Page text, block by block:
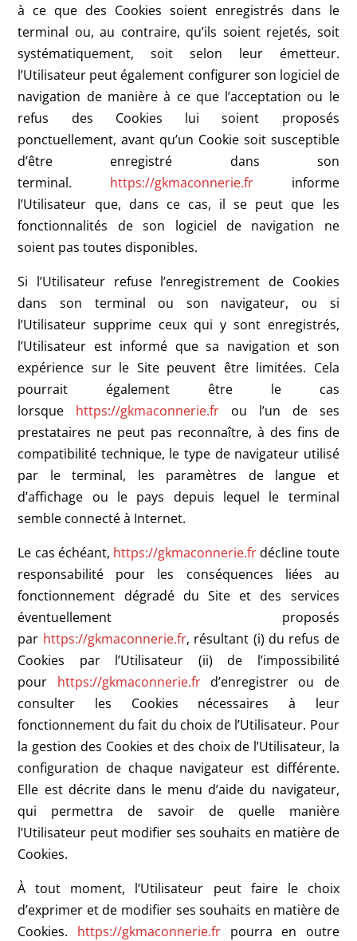
à ce que des Cookies soient enregistrés dans le
terminal ou, au contraire, qu’ils soient rejetés, soit
systématiquement, soit selon leur émetteur.
l’Utilisateur peut également configurer son logiciel de
navigation de manière à ce que l’acceptation ou le
refus des Cookies lui soient proposés
ponctuellement, avant qu’un Cookie soit susceptible
d’être enregistré dans son
terminal.
https://gkmaconnerie.fr
informe
l’Utilisateur que, dans ce cas, il se peut que les
fonctionnalités de son logiciel de navigation ne
soient pas toutes disponibles.
Si l’Utilisateur refuse l’enregistrement de Cookies
dans son terminal ou son navigateur, ou si
l’Utilisateur supprime ceux qui y sont enregistrés,
l’Utilisateur est informé que sa navigation et son
expérience sur le Site peuvent être limitées. Cela
pourrait également être le cas
lorsque
https://gkmaconnerie.fr
ou l’un de ses
prestataires ne peut pas reconnaître, à des fins de
compatibilité technique, le type de navigateur utilisé
par le terminal, les paramètres de langue et
d’affichage ou le pays depuis lequel le terminal
semble connecté à Internet.
Le cas échéant, https://gkmaconnerie.frdécline toute
responsabilité pour les conséquences liées au
fonctionnement dégradé du Site et des services
éventuellement proposés
par https://gkmaconnerie.fr, résultant (i) du refus de
Cookies par l’Utilisateur (ii) de l’impossibilité
pour
https://gkmaconnerie.fr d’enregistrer ou de
consulter les Cookies nécessaires à leur
fonctionnement du fait du choix de l’Utilisateur. Pour
la gestion des Cookies et des choix de l’Utilisateur, la
configuration de chaque navigateur est différente.
Elle est décrite dans le menu d’aide du navigateur,
qui permettra de savoir de quelle manière
l’Utilisateur peut modifier ses souhaits en matière de
Cookies.
À tout moment, l’Utilisateur peut faire le choix
d’exprimer et de modifier ses souhaits en matière de
Cookies.
https://gkmaconnerie.fr pourra en outre